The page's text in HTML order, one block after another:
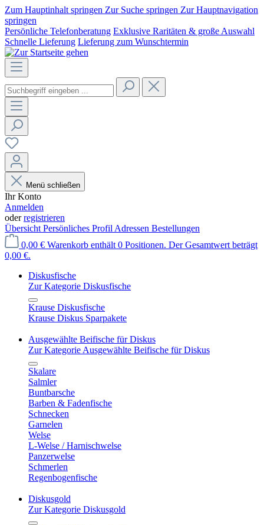
Zum Hauptinhalt springen Zur Suche springen Zur Hauptnavigation
springen
Persönliche Telefonberatung Exklusive Raritäten & große Auswahl
Schnelle Lieferung Lieferung zum Wunschtermin
Menü schließen
Ihr Konto
Anmelden
oderregistrieren
Übersicht Persönliches Profil Adressen Bestellungen
0,00 € Warenkorb enthält 0 Positionen. Der Gesamtwert beträgt
0,00 €.
Diskusfische
Zur Kategorie Diskusfische
Krause Diskusfische
Krause Diskus Sparpakete
Ausgewählte Beifische für Diskus
Zur Kategorie Ausgewählte Beifische für Diskus
Skalare
Salmler
Buntbarsche
Barben & Fadenfische
Schnecken
Garnelen
Welse
L-Welse / Harnischwelse
Panzerwelse
Schmerlen
Regenbogenfische
Diskusgold
Zur Kategorie Diskusgold